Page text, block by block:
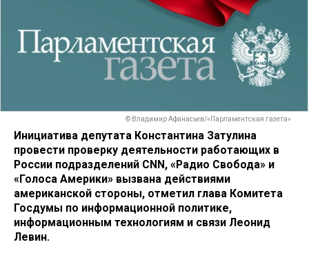
© Владимир Афанасьев/«Парламентская газета»
Инициатива депутата Константина Затулина
провести проверку деятельности работающих в
России подразделений CNN, «Радио Свобода» и
«Голоса Америки» вызвана действиями
американской стороны, отметил глава Комитета
Госдумы по информационной политике,
информационным технологиям и связи Леонид
Левин.